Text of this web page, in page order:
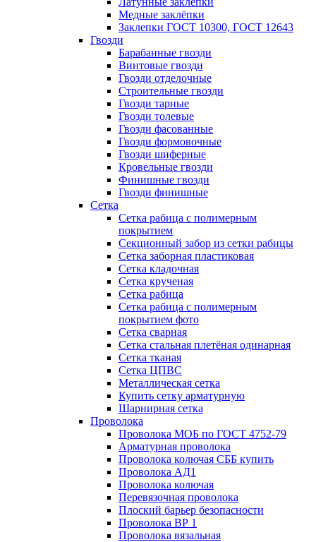
Медные заклёпки
Заклепки ГОСТ 10300, ГОСТ 12643
Гвозди
Барабанные гвозди
Винтовые гвозди
Гвозди отделочные
Строительные гвозди
Гвозди тарные
Гвозди толевые
Гвозди фасованные
Гвозди формовочные
Гвозди шиферные
Кровельные гвозди
Финишные гвозди
Гвозди финишные
Сетка
Сетка рабица с полимерным
покрытием
Секционный забор из сетки рабицы
Сетка заборная пластиковая
Сетка кладочная
Сетка крученая
Сетка рабица
Сетка рабица с полимерным
покрытием фото
Сетка сварная
Сетка стальная плетёная одинарная
Сетка тканая
Сетка ЦПВС
Металлическая сетка
Купить сетку арматурную
Шарнирная сетка
Проволока
Проволока МОБ по ГОСТ 4752-79
Арматурная проволока
Проволока колючая СББ купить
Проволока АД1
Проволока колючая
Перевязочная проволока
Плоский барьер безопасности
Проволока ВР 1
Проволока вязальная